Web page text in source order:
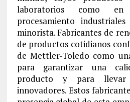
laboratorios como en
procesamiento
minorista. Fabricantes de
de productos cotidianos
de Mettler-Toledo como
para garantizar una
producto y para llevar
innovadores. Estos